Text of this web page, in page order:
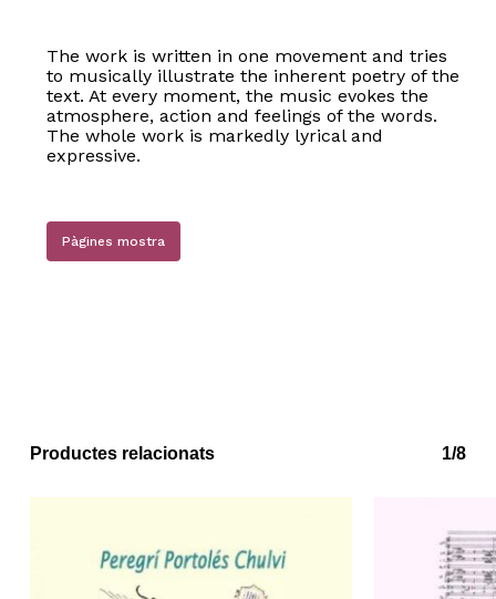
No hi ha productes a la cistella.
The work is written in one movement and tries
to musically illustrate the inherent poetry of the
text. At every moment, the music evokes the
atmosphere, action and feelings of the words.
The whole work is markedly lyrical and
expressive.
Pàgines mostra
Productes relacionats 1/8